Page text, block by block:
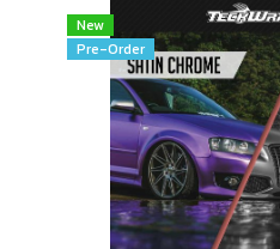
New
Pre-Order